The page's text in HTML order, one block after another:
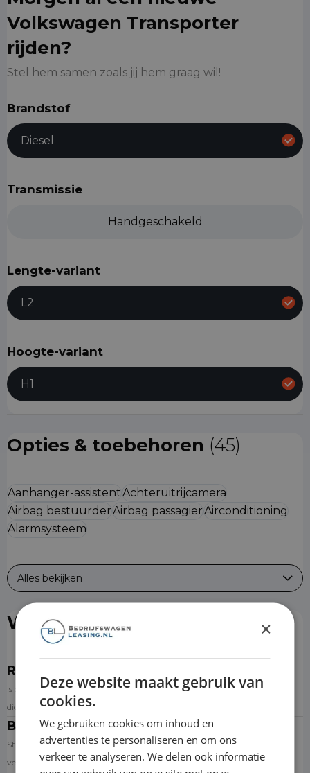
Volkswagen Transporter
rijden?
Stel hem samen zoals jij hem graag wil!
Brandstof
Diesel
Transmissie
Handgeschakeld
Lengte-variant
L2
Hoogte-variant
H1
Opties & toebehoren (45)
Aanhanger-assistentAchteruitrijcamera
Airbag bestuurderAirbag passagierAirconditioning
Alarmsysteem
Alles bekijken
Wat is er inbegrepen?
Reparatie & onderhoud
Is de auto toe aan onderhoud? Dan kun je een afspraak inplannen bij de
dichtstbijzijnde aangesloten garage via de website.
Banden
Standaard wordt de auto op premium zomerbanden geleverd. Banden
versleten? Dan krijg je een nieuwe set.
×
Deze website maakt gebruik van
cookies.
We gebruiken cookies om inhoud en
advertenties te personaliseren en om ons
verkeer te analyseren. We delen ook informatie